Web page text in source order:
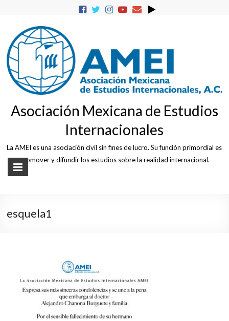
Asociación Mexicana de Estudios
Internacionales
La AMEI es una asociación civil sin fines de lucro. Su función primordial es
promover y difundir los estudios sobre la realidad internacional.
esquela1